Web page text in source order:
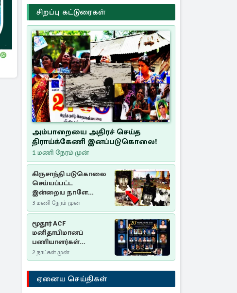
சிறப்பு கட்டுரைகள்
அம்பாறையை அதிரச் செய்த
திராய்க்கேணி இனப்படுகொலை!
1 மணி நேரம் முன்
கிருசாந்தி படுகொலை
செய்யப்பட்ட
இன்றைய நாளே
செம்மணி
இனப்படுகொலை
தினம்…!
3 மணி நேரம் முன்
மூதூர் ACF
மனிதாபிமானப்
பணியாளர்கள்
படுகொலை (2006): 20
ஆண்டுகளாகியும் நீதி
மறுக்கப்பட்ட
மனிதாபிமானப்
பேரவலம்
2 நாட்கள் முன்
ஏனைய செய்திகள்